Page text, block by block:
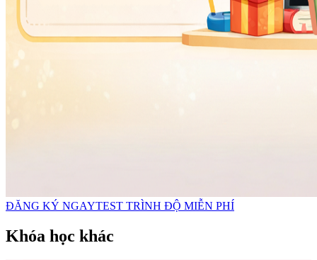
ĐĂNG KÝ NGAYTEST TRÌNH ĐỘ MIỄN PHÍ
Khóa học khác